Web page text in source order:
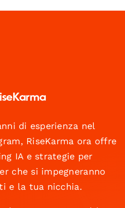
di esperienza nel
RiseKarma ora offre
IA e strategie per
che si impegneranno
e la tua nicchia.